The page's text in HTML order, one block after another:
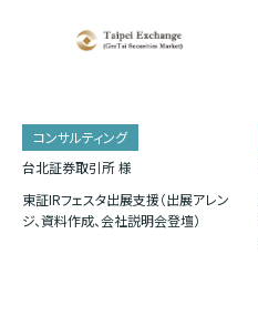
コンサルティング
台北証券取引所 様
東証IRフェスタ出展支援（出展アレン
ジ、資料作成、会社説明会登壇）